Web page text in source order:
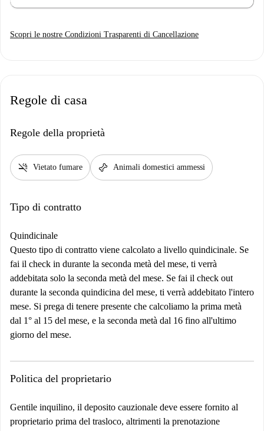
Scopri le nostre Condizioni Trasparenti di Cancellazione
Regole di casa
Regole della proprietà
smoke_free Vietato fumare pet_supplies Animali domestici ammessi
Tipo di contratto
Quindicinale
Questo tipo di contratto viene calcolato a livello quindicinale. Se
fai il check in durante la seconda metà del mese, ti verrà
addebitata solo la seconda metà del mese. Se fai il check out
durante la seconda quindicina del mese, ti verrà addebitato l'intero
mese. Si prega di tenere presente che calcoliamo la prima metà
dal 1° al 15 del mese, e la seconda metà dal 16 fino all'ultimo
giorno del mese.
Politica del proprietario
Gentile inquilino, il deposito cauzionale deve essere fornito al
proprietario prima del trasloco, altrimenti la prenotazione